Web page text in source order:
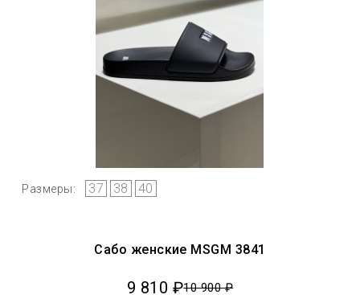
Размеры: 37 38 40
Сабо женские MSGM 3841
9 810 ₽10 900 ₽